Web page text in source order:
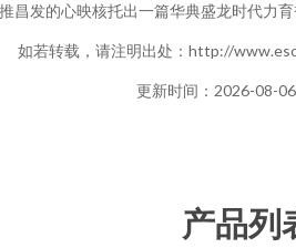
昌发的心映核托出一篇华典盛龙时代力
如若转载，请注明出处：http://
更新时间：2026-08-
产品列